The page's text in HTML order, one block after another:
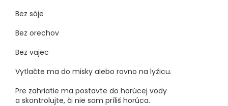
Bez sóje
Bez orechov
Bez vajec
Vytlačte ma do misky alebo rovno na lyžicu.
Pre zahriatie ma postavte do horúcej vody
a skontrolujte, či nie som príliš horúca.